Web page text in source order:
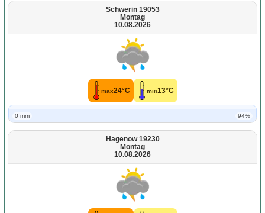
Schwerin 19053
Montag
10.08.2026
max24°C min13°C
0 mm 94%
Hagenow 19230
Montag
10.08.2026